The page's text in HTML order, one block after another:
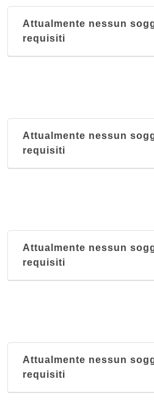
Attualmente nessun
requisiti
Attualmente nessun
requisiti
Attualmente nessun
requisiti
Attualmente nessun
requisiti